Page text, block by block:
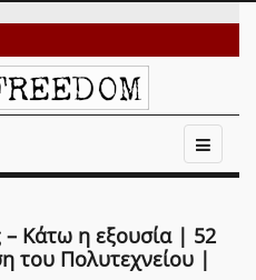
Κάτω η εξουσία | 52
του Πολυτεχνείου |